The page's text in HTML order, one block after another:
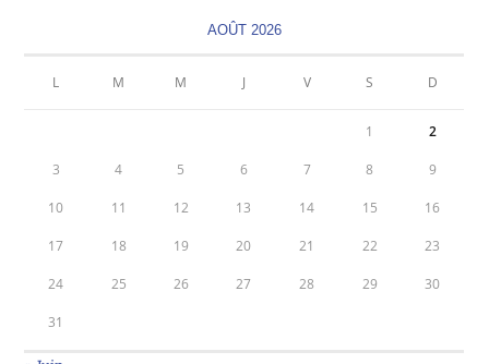
AOÛT 2026
L M M J V S D
1 2
3 4 5 6 7 8 9
10 11 12 13 14 15 16
17 18 19 20 21 22 23
24 25 26 27 28 29 30
31